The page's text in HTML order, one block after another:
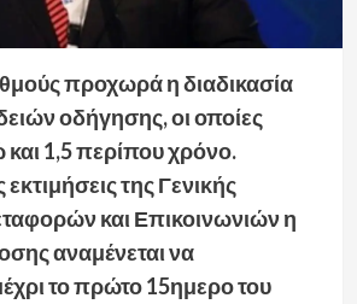
προχωρά η διαδικασία
οδήγησης, οι οποίες
1,5 περίπου χρόνο.
της Γενικής
και Επικοινωνιών η
αναμένεται να
το πρώτο 15ημερο του